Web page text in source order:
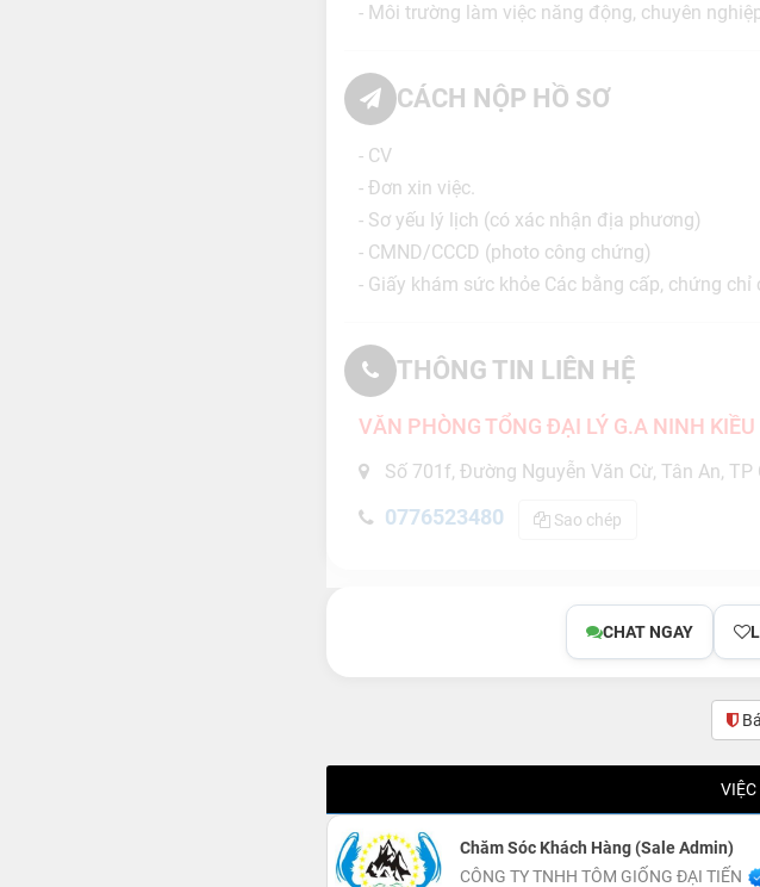
- Môi trường làm việc năng động, chuyên
CÁCH NỘP HỒ SƠ
- CV
- Đơn xin việc.
- Sơ yếu lý lịch (có xác nhận địa phương)
- CMND/CCCD (photo công chứng)
- Giấy khám sức khỏe Các bằng cấp, chứng chỉ
THÔNG TIN LIÊN HỆ
VĂN PHÒNG TỔNG ĐẠI LÝ G.A NINH KIỀU
Số 701f, Đường Nguyễn Văn Cừ, Tân An, TP
0776523480 Sao chép
CHAT NGAY
Chăm Sóc Khách Hàng (Sale Admin)
CÔNG TY TNHH TÔM GIỐNG ĐẠI TIẾN